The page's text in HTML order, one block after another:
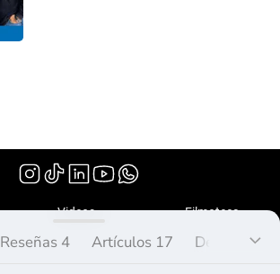
(1989)
Reseñas 4 Artículos 17 Debate 2
Videos Filmoteca
¿Qué es Peliplat?